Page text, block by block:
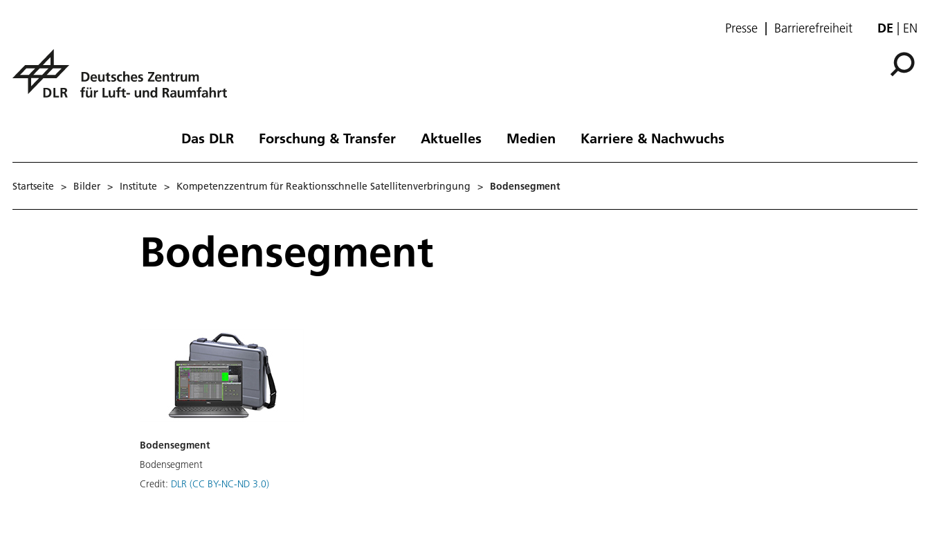
Presse Barrierefreiheit DE EN
Das DLR Forschung & Transfer Aktuelles Medien Karriere & Nachwuchs
Startseite > Bilder > Institute > Kompetenzzentrum für Reaktionsschnelle Satellitenverbringung > Bodensegment
Bodensegment
Bodensegment
Bodensegment
Credit: DLR (CC BY-NC-ND 3.0)